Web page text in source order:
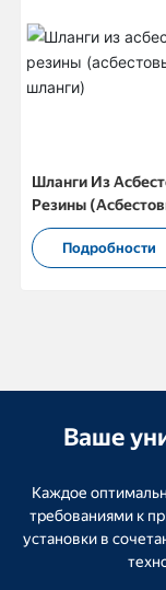
Шланги Из
Резины
Шланги)
Подробности
Ваше
Каждое
требованиями к
установки в